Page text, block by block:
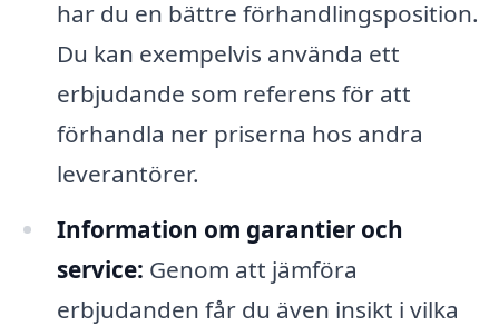
har du en bättre förhandlingsposition.
Du kan exempelvis använda ett
erbjudande som referens för att
förhandla ner priserna hos andra
leverantörer.
Information om garantier och
service: Genom att jämföra
erbjudanden får du även insikt i vilka